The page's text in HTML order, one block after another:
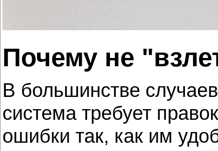
Почему не
В большинстве
система требует
ошибки так, как им